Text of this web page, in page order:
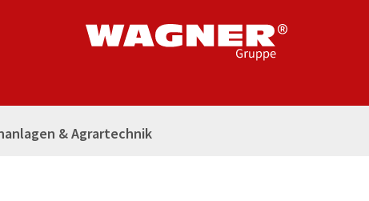
& Agrartechnik